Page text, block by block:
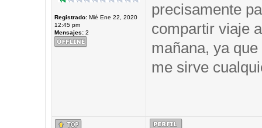
Registrado:Mié Ene 22, 2020
12:45 pm
Mensajes:2
precisamente
compartir viaje
mañana, ya
me sirve